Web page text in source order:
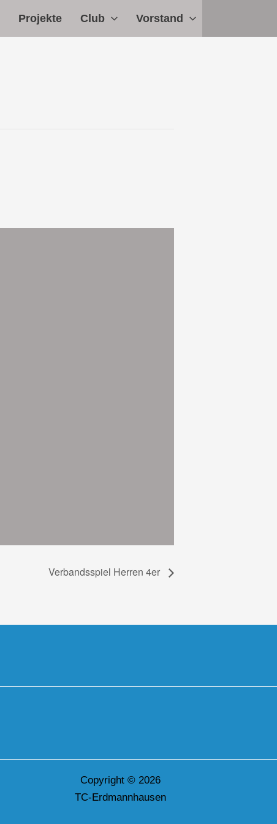
Projekte Club Vorstand
Verbandsspiel Herren 4er
Copyright © 2026
TC-Erdmannhausen